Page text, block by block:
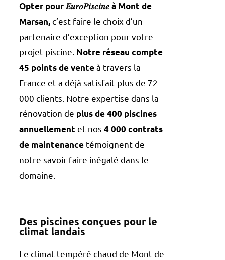
Opter pour 𝐸𝑢𝑟𝑜𝑃𝑖𝑠𝑐𝑖𝑛𝑒 à Mont de
Marsan,c’est faire le choix d’un
partenaire d’exception pour votre
projet piscine. Notre réseau compte
45 points de venteà travers la
France et a déjà satisfait plus de 72
000 clients. Notre expertise dans la
rénovation de plus de 400 piscines
annuellement et nos 4 000 contrats
de maintenance témoignent de
notre savoir-faire inégalé dans le
domaine.
Des piscines conçues pour le
climat landais
Le climat tempéré chaud de Mont de